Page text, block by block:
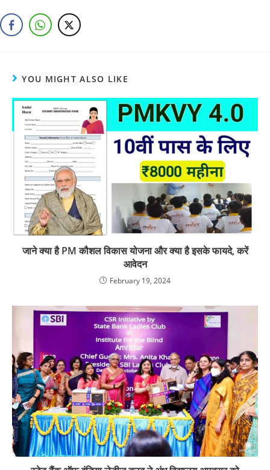
YOU MIGHT ALSO LIKE
जाने क्या है PM कौशल विकास योजना और क्या है इसके फायदे, करें
आवेदन
February 19, 2024